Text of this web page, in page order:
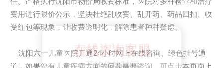
费用进行限价公示，坚决杜绝乱收费、乱开药、药品回扣、收
受红包等现象，让收费透明化，解除患者种种疑虑。
沈阳六一儿童医院开通24小时网上在线咨询、绿色挂号通
道，如果您有儿童疾病方面的问题需要咨询，可点击本页面上
在线咨询客服
节约你的时间
在线咨询客服